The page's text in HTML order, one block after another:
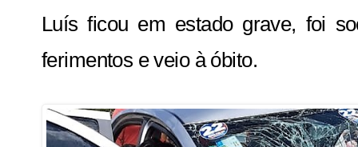
Luís ficou em estado grave, foi
ferimentos e veio à óbito.